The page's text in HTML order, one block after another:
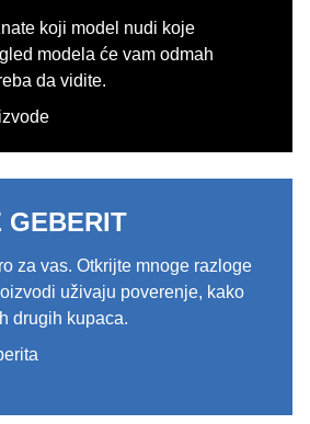
koji model nudi koje
modela će vam odmah
da vidite.​
za vas. Otkrijte mnoge razloge
uživaju poverenje, kako
drugih kupaca.​